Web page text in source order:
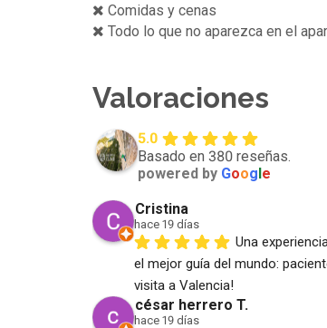
Comidas y cenas
Todo lo que no aparezca en el
Valoraciones
5.0
Basado en 380 reseñas.
powered by Google
Cristina
hace 19 días
Una
el mejor guía del mundo:
visita a Valencia!
césar herrero T.
hace 19 días